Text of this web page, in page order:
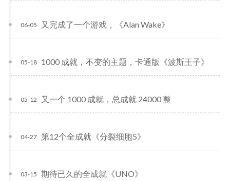
又完成了一个游戏，《Alan Wake》
06-05
1000 成就，不变的主题，卡通版《波斯王子》
05-18
又一个 1000 成就，总成就 24000 整
05-12
第12个全成就《分裂细胞5》
04-27
期待已久的全成就《UNO》
03-15